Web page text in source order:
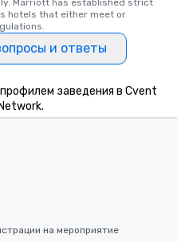
Marriott has established strict
hotels that either meet or
и ответы
заведения в Cvent
на мероприятие